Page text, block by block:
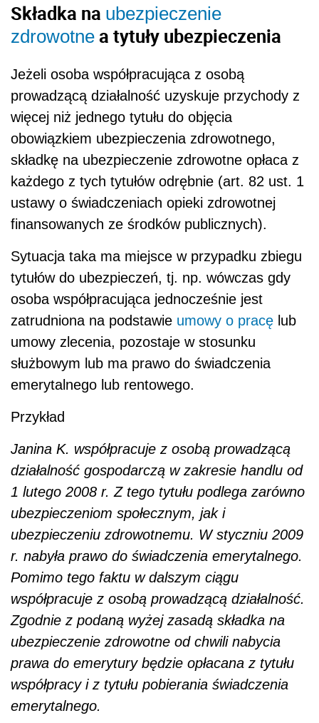
Składka na ubezpieczenie
zdrowotne a tytuły ubezpieczenia
Jeżeli osoba współpracująca z osobą
prowadzącą działalność uzyskuje przychody z
więcej niż jednego tytułu do objęcia
obowiązkiem ubezpieczenia zdrowotnego,
składkę na ubezpieczenie zdrowotne opłaca z
każdego z tych tytułów odrębnie (art. 82 ust. 1
ustawy o świadczeniach opieki zdrowotnej
finansowanych ze środków publicznych).
Sytuacja taka ma miejsce w przypadku zbiegu
tytułów do ubezpieczeń, tj. np. wówczas gdy
osoba współpracująca jednocześnie jest
zatrudniona na podstawie umowy o pracę lub
umowy zlecenia, pozostaje w stosunku
służbowym lub ma prawo do świadczenia
emerytalnego lub rentowego.
Przykład
Janina K. współpracuje z osobą prowadzącą
działalność gospodarczą w zakresie handlu od
1 lutego 2008 r. Z tego tytułu podlega zarówno
ubezpieczeniom społecznym, jak i
ubezpieczeniu zdrowotnemu. W styczniu 2009
r. nabyła prawo do świadczenia emerytalnego.
Pomimo tego faktu w dalszym ciągu
współpracuje z osobą prowadzącą działalność.
Zgodnie z podaną wyżej zasadą składka na
ubezpieczenie zdrowotne od chwili nabycia
prawa do emerytury będzie opłacana z tytułu
współpracy i z tytułu pobierania świadczenia
emerytalnego.